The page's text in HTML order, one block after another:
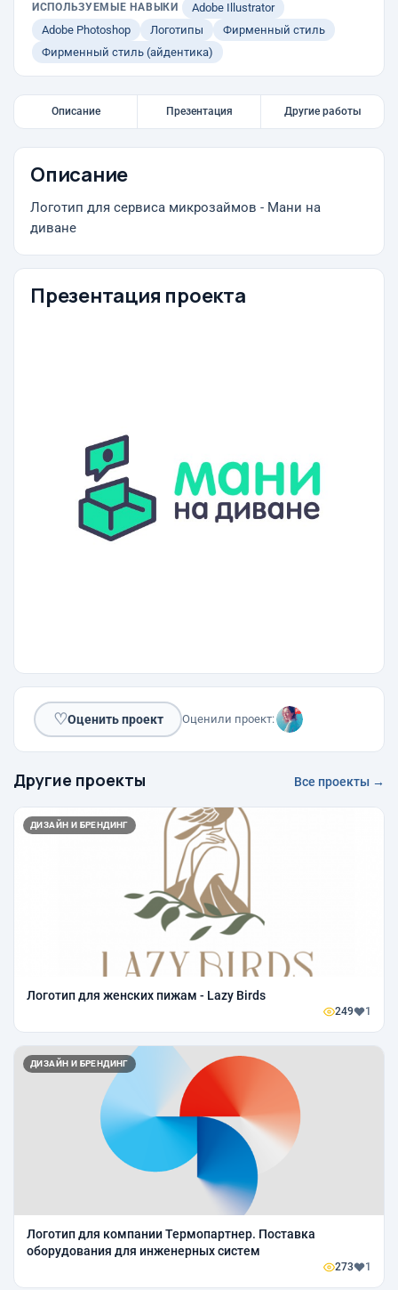
ИСПОЛЬЗУЕМЫЕ НАВЫКИ
Adobe Illustrator
Adobe Photoshop
Логотипы
Фирменный стиль
Фирменный стиль (айдентика)
Описание Презентация Другие работы
Описание
Логотип для сервиса микрозаймов - Мани на
диване
Презентация проекта
♡Оценить проект Оценили проект:
Другие проекты Все проекты →
ДИЗАЙН И БРЕНДИНГ
Логотип для женских пижам - Lazy Birds
249 1
ДИЗАЙН И БРЕНДИНГ
Логотип для компании Термопартнер. Поставка
оборудования для инженерных систем
273 1